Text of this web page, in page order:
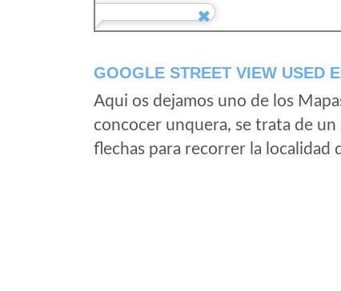
GOOGLE STREET VIEW USED
Aqui os dejamos uno de los
concocer unquera, se trata de
flechas para recorrer la localidad